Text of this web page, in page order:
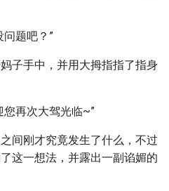
问题吧？”
子手中，并用大拇指指了指身
您再次大驾光临~”
间刚才究竟发生了什么，不过
这一想法，并露出一副谄媚的